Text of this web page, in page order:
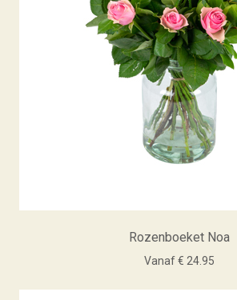
Rozenboeket Noa
Vanaf € 24.95